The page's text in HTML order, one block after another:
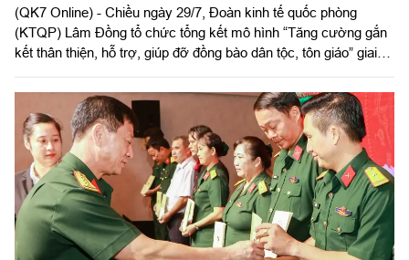
(QK7 Online) - Chiều ngày 29/7, Đoàn kinh tế quốc phòng
(KTQP) Lâm Đồng tổ chức tổng kết mô hình “Tăng cường gắn
kết thân thiện, hỗ trợ, giúp đỡ đồng bào dân tộc, tôn giáo” giai
Chính trị Quân khu dự chỉ đạo hội nghị.